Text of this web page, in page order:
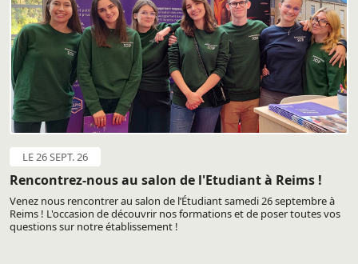
LE 26 SEPT. 26
Rencontrez-nous au salon de l'Etudiant à Reims !
Venez nous rencontrer au salon de l’Étudiant samedi 26 septembre à
Reims ! L'occasion de découvrir nos formations et de poser toutes vos
questions sur notre établissement !